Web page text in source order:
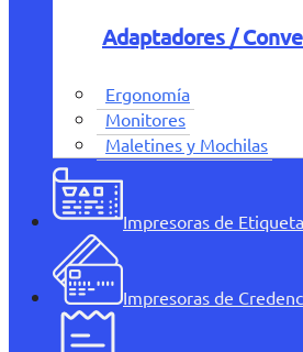
Adaptadores /
Ergonomía
Monitores
Maletines y Mochilas
Impresoras de
Impresoras de